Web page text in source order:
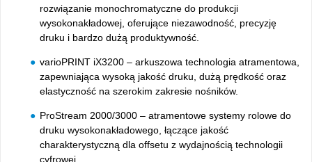
rozwiązanie monochromatyczne do produkcji
wysokonakładowej, oferujące niezawodność, precyzję
druku i bardzo dużą produktywność.
varioPRINT iX3200 – arkuszowa technologia atramentowa,
zapewniająca wysoką jakość druku, dużą prędkość oraz
elastyczność na szerokim zakresie nośników.
ProStream 2000/3000 – atramentowe systemy rolowe do
druku wysokonakładowego, łączące jakość
charakterystyczną dla offsetu z wydajnością technologii
cyfrowej.